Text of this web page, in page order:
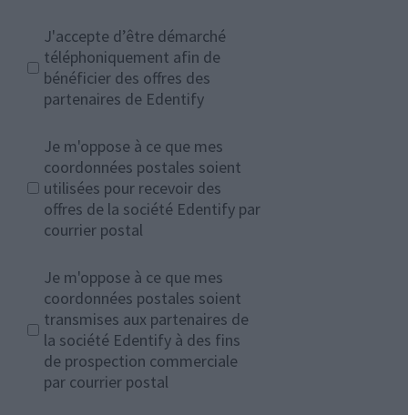
J'accepte d’être démarché
téléphoniquement afin de
bénéficier des offres des
partenaires de Edentify
Je m'oppose à ce que mes
coordonnées postales soient
utilisées pour recevoir des
offres de la société Edentify par
courrier postal
Je m'oppose à ce que mes
coordonnées postales soient
transmises aux partenaires de
la société Edentify à des fins
de prospection commerciale
par courrier postal